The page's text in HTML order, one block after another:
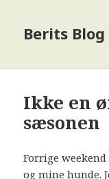
Berits Blog
Ikke en
sæsonen
Forrige
og mine hunde.